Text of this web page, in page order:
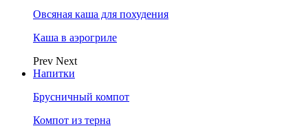
Овсяная каша для похудения
Каша в аэрогриле
Prev Next
Напитки
Брусничный компот
Компот из терна